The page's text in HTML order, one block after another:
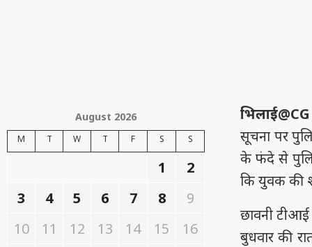
सूचना पर
के फंदे से
कि युवक की
छावनी टीआई
बुधवार की
August 2026
M T W T F S S
1
2
3
4 5 6 7 8
9
10
11 12 13 14 15
16